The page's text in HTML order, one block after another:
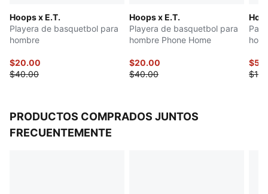
Hoops x E.T.
Playera de basquetbol para
hombre
$20.00
$40.00
Hoops x E.T.
Playera de basquetbol para
hombre Phone Home
$20.00
$40.00
PRODUCTOS COMPRADOS JUNTOS
FRECUENTEMENTE